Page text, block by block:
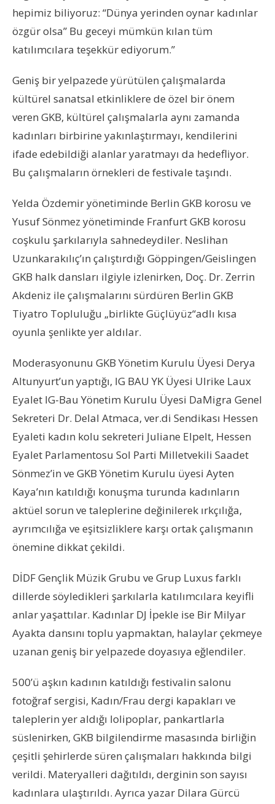
hepimiz biliyoruz: “Dünya yerinden oynar kadınlar
özgür olsa” Bu geceyi mümkün kılan tüm
katılımcılara teşekkür ediyorum.”
Geniş bir yelpazede yürütülen çalışmalarda
kültürel sanatsal etkinliklere de özel bir önem
veren GKB, kültürel çalışmalarla aynı zamanda
kadınları birbirine yakınlaştırmayı, kendilerini
ifade edebildiği alanlar yaratmayı da hedefliyor.
Bu çalışmaların örnekleri de festivale taşındı.
Yelda Özdemir yönetiminde Berlin GKB korosu ve
Yusuf Sönmez yönetiminde Franfurt GKB korosu
coşkulu şarkılarıyla sahnedeydiler. Neslihan
Uzunkarakılıç’ın çalıştırdığı Göppingen/Geislingen
GKB halk dansları ilgiyle izlenirken, Doç. Dr. Zerrin
Akdeniz ile çalışmalarını sürdüren Berlin GKB
Tiyatro Topluluğu „birlikte Güçlüyüz“adlı kısa
oyunla şenlikte yer aldılar.
Moderasyonunu GKB Yönetim Kurulu Üyesi Derya
Altunyurt’un yaptığı, IG BAU YK Üyesi Ulrike Laux
Eyalet IG-Bau Yönetim Kurulu Üyesi DaMigra Genel
Sekreteri Dr. Delal Atmaca, ver.di Sendikası Hessen
Eyaleti kadın kolu sekreteri Juliane Elpelt, Hessen
Eyalet Parlamentosu Sol Parti Milletvekili Saadet
Sönmez’in ve GKB Yönetim Kurulu üyesi Ayten
Kaya’nın katıldığı konuşma turunda kadınların
aktüel sorun ve taleplerine değinilerek ırkçılığa,
ayrımcılığa ve eşitsizliklere karşı ortak çalışmanın
önemine dikkat çekildi.
DİDF Gençlik Müzik Grubu ve Grup Luxus farklı
dillerde söyledikleri şarkılarla katılımcılara keyifli
anlar yaşattılar. Kadınlar DJ İpekle ise Bir Milyar
Ayakta dansını toplu yapmaktan, halaylar çekmeye
uzanan geniş bir yelpazede doyasıya eğlendiler.
500’ü aşkın kadının katıldığı festivalin salonu
fotoğraf sergisi, Kadın/Frau dergi kapakları ve
taleplerin yer aldığı lolipoplar, pankartlarla
süslenirken, GKB bilgilendirme masasında birliğin
çeşitli şehirlerde süren çalışmaları hakkında bilgi
verildi. Materyalleri dağıtıldı, derginin son sayısı
kadınlara ulaştırıldı. Ayrıca yazar Dilara Gürcü